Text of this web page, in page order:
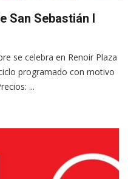
San Sebastián I
se celebra en Renoir Plaza
programado con motivo
...